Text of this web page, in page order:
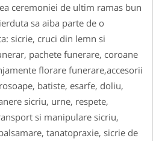
ceremoniei de ultim ramas bun
sa aiba parte de o
sicrie, cruci din lemn si
pachete funerare, coroane
florare funerare,accesorii
batiste, esarfe, doliu,
sicriu, urne, respete,
si manipulare sicriu,
tanatopraxie, sicrie de